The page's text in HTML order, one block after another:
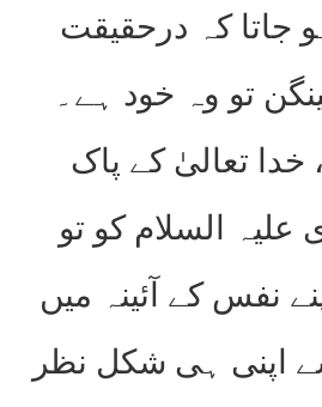
جاتا کہ درحقیقت
تو وہ خود ہے۔
خدا تعالیٰ کے پاک
السلام کو تو
نفس کے آئینہ میں
اپنی ہی شکل نظر